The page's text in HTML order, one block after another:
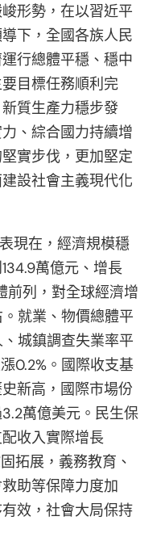
形勢，在以習近平
下，全國各族人民
行總體平穩、穩中
目標任務順利完
質生產力穩步發
、綜合國力持續增
實步伐，更加堅定
設社會主義現代化
現在，經濟規模穩
萬億元、增長
前列，對全球經濟增
就業、物價總體平
城鎮調查失業率平
0.2%。國際收支基
新高，國際市場份
萬億美元。民生保
收入實際增長
拓展，義務教育、
助等保障力度加
效，社會大局保持